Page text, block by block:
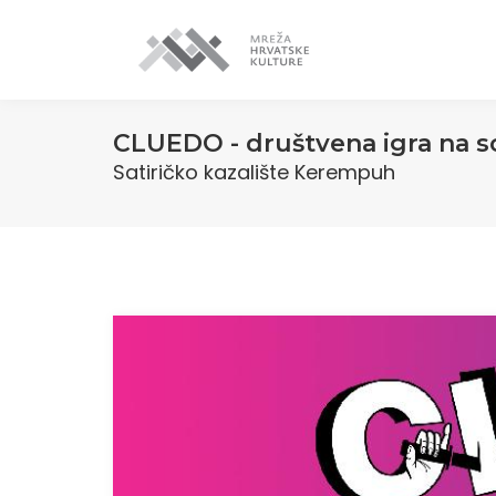
CLUEDO - društvena igra na
Satiričko kazalište Kerempuh